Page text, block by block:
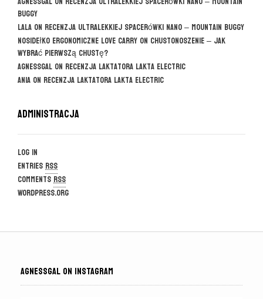
Buggy
Lala on Recenzja ultralekkiej spacerówki Nano – Mountain Buggy
Nosidełko ergonomiczne Love Carry on CHUSTONOSZENIE – jak
wybrać pierwszą chustę?
agnessgal on Recenzja laktatora Lakta Electric
Ania on Recenzja laktatora Lakta Electric
Administracja
Log in
EntriesRSS
CommentsRSS
WordPress.org
AGNESSGAL ON INSTAGRAM